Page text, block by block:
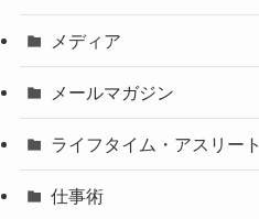
メディア
メールマガジン
ライフタイム・アスリート
仕事術